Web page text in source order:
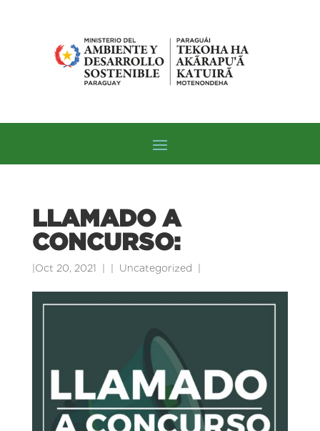
LLAMADO A
CONCURSO:
Oct 20, 2021 Uncategorized